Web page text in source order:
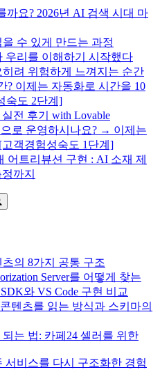
까요? 2026년 AI 검색 시대 마
수 있게 만드는 과정
우리를 이해하기 시작했다
려 위험하게 느껴지는 순간
? 이제는 자동화로 시간을 10
숙도 2단계]
전 후기 with Lovable
으로 운영하시나요? → 이제는
고객경험성숙도 1단계]
어트리뷰션 구현 : AI 소재 제
까지
의 8가지 공통 구조
Server를 어떻게 찾는
와 VS Code 구현 비교
텐츠를 읽는 방식과 스키마의
는 법: 카페24 셀러를 위한
서비스를 다시 구조화한 경험